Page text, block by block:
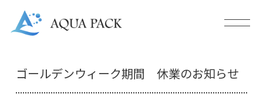
ゴールデンウィーク期間 休業のお知らせ